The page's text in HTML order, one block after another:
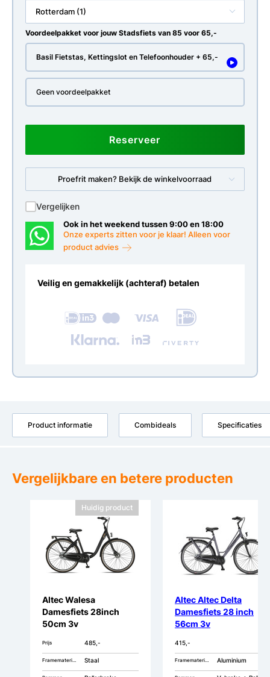
Rotterdam (1)
Voordeelpakket voor jouw Stadsfiets van 85 voor 65,-
Basil Fietstas, Kettingslot en Telefoonhouder + 65,-
Geen voordeelpakket
Reserveer
Proefrit maken? Bekijk de winkelvoorraad
Vergelijken
Ook in het weekend tussen 9:00 en 18:00
Onze experts zitten voor je klaar! Alleen voor
product advies
Veilig en gemakkelijk (achteraf) betalen
Product informatie Combideals Specificaties
Vergelijkbare en betere producten
Huidig product
Altec Walesa
Damesfiets 28inch
50cm 3v
Prijs 485,-
Staal
Altec Altec Delta
Damesfiets 28 inch
56cm 3v
415,-
Aluminium